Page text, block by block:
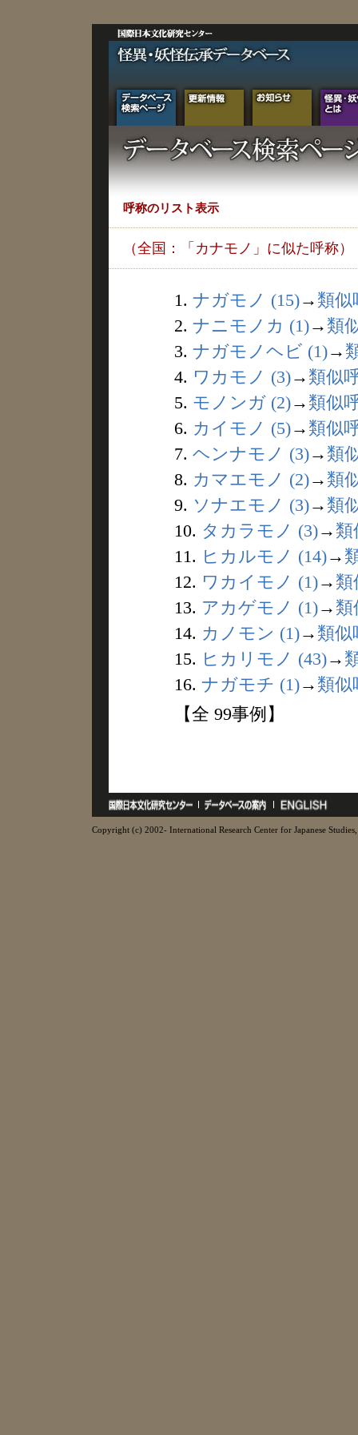
呼称のリスト表示
（全国：「カナモノ」に似た呼称）
1. ナガモノ (15)→ 類似
2. ナニモノカ (1)→ 類
3. ナガモノヘビ (1)→
4. ワカモノ (3)→ 類似
5. モノンガ (2)→ 類似
6. カイモノ (5)→ 類似
7. ヘンナモノ (3)→ 類
8. カマエモノ (2)→ 類
9. ソナエモノ (3)→ 類
10. タカラモノ (3)→ 類
11. ヒカルモノ (14)→
12. ワカイモノ (1)→ 類
13. アカゲモノ (1)→ 類
14. カノモン (1)→ 類似
15. ヒカリモノ (43)→
16. ナガモチ (1)→ 類似
【全 99事例】
Copyright (c) 2002- International Research Center for Japanese